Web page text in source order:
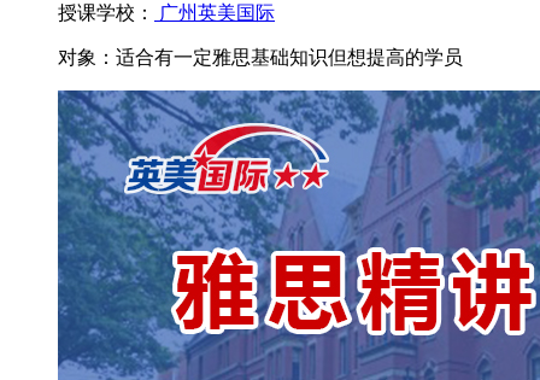
授课学校： 广州英美国际
对象： 适合有一定雅思基础知识但想提高的学员